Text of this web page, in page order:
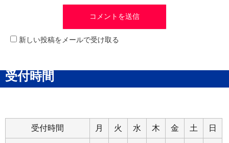
新しい投稿をメールで受け取る
受付時間
受付時間 月 火 水 木 金 土 日